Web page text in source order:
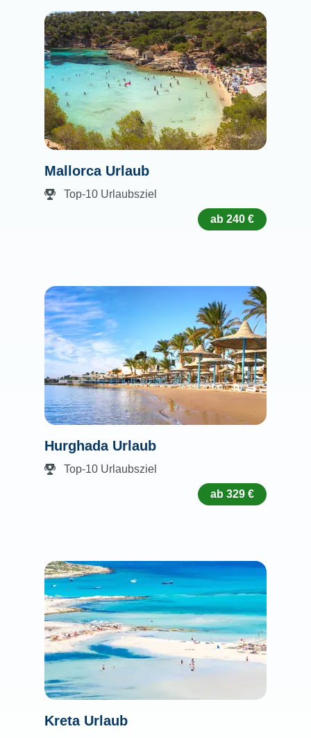
Mallorca Urlaub
Top-10 Urlaubsziel
ab 240 €
Hurghada Urlaub
Top-10 Urlaubsziel
ab 329 €
Kreta Urlaub